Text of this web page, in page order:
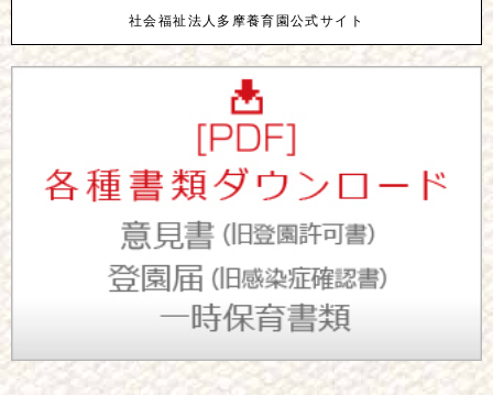
社会福祉法人多摩養育園公式サイト